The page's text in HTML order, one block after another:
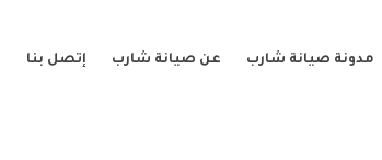
مدونة صيانة شارب عن صيانة شارب إتصل بنا